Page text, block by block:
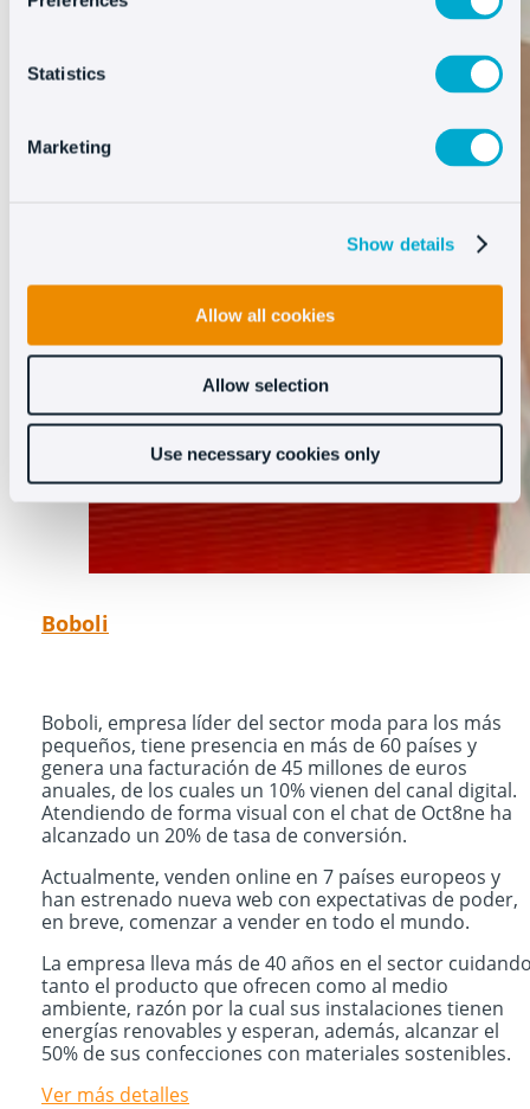
Statistics
Marketing
Show details
Allow all cookies
Allow selection
Use necessary cookies only
Boboli
Boboli, empresa líder del sector moda para los más
pequeños, tiene presencia en más de 60 países y
genera una facturación de 45 millones de euros
anuales, de los cuales un 10% vienen del canal digital.
Atendiendo de forma visual con el chat de Oct8ne ha
alcanzado un 20% de tasa de conversión.
Actualmente, venden online en 7 países europeos y
han estrenado nueva web con expectativas de poder,
en breve, comenzar a vender en todo el mundo.
La empresa lleva más de 40 años en el sector
tanto el producto que ofrecen como al medio
ambiente, razón por la cual sus instalaciones tienen
energías renovables y esperan, además, alcanzar el
50% de sus confecciones con materiales sostenibles.
Ver más detalles